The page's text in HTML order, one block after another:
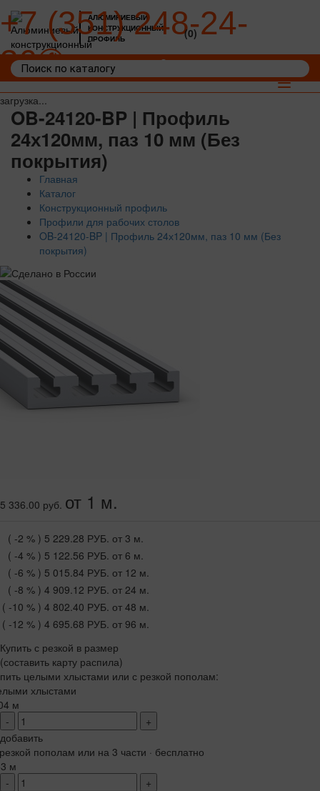
загрузка...
АЛЮМИНИЕВЫЙ
КОНСТРУКЦИОННЫЙ
ПРОФИЛЬ
+7 (351) 248-24-
36
(0)
Toggle
OB-24120-BP | Профиль
24х120мм, паз 10 мм (Без
покрытия)
Главная
Каталог
Конструкционный профиль
Профили для рабочих столов
OB-24120-BP | Профиль 24х120мм, паз 10 мм (Без
покрытия)
5 336.00 руб. от 1 м.
( -2 % ) 5 229.28 РУБ. от 3 м.
( -4 % ) 5 122.56 РУБ. от 6 м.
( -6 % ) 5 015.84 РУБ. от 12 м.
( -8 % ) 4 909.12 РУБ. от 24 м.
( -10 % ) 4 802.40 РУБ. от 48 м.
( -12 % ) 4 695.68 РУБ. от 96 м.
Купить с резкой в размер
(составить карту распила)
целыми хлыстами или с резкой пополам:
хлыстами
м
-
+
добавить
пополам или на 3 части · бесплатно
м
-
+